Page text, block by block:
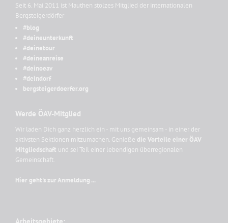
Seit 6. Mai 2011 ist Mauthen stolzes Mitglied der internationalen
Bergsteigerdörfer
#blog
#deineunterkunft
#deinetour
#deineanreise
#deinoeav
#deindorf
bergsteigerdoerfer.org
Werde ÖAV-Mitglied
Wir laden Dich ganz herzlich ein - mit uns gemeinsam - in einer der
aktivsten Sektionen mitzumachen. Genieße die Vorteile einer ÖAV
Mitgliedschaft und sei Teil einer lebendigen überregionalen
Gemeinschaft.
Hier geht's zur Anmeldung ...
Arbeitsgebiete: